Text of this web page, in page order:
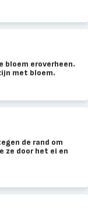
bloem eroverheen.
met bloem.
de rand om
ze door het ei en